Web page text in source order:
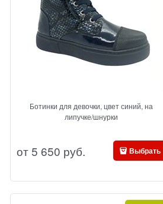
Ботинки для девочки, цвет синий, на
липучке/шнурки
от5 650 руб. Выбрать